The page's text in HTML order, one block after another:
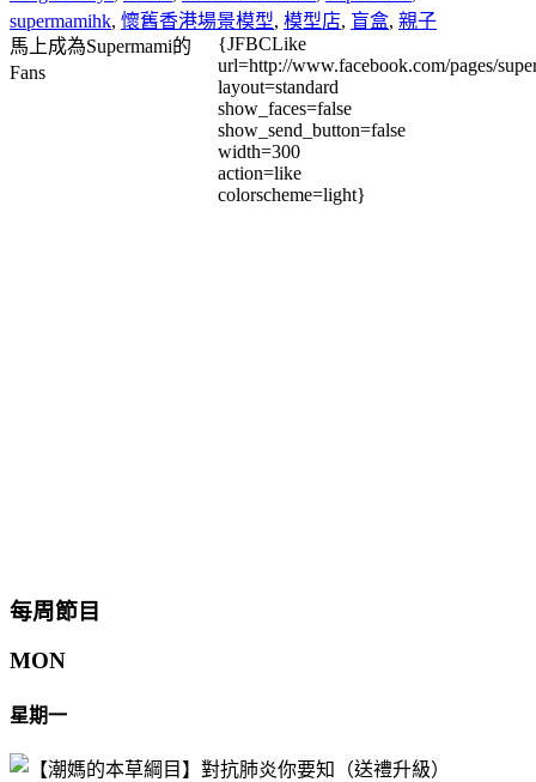
supermamihk, 懷舊香港場景模型, 模型店, 盲盒, 親子
馬上成為Supermami的
Fans
{JFBCLike
url=http://www.facebook.com/pages/
layout=standard
show_faces=false
show_send_button=false
width=300
action=like
colorscheme=light}
每周節目
MON
星期一